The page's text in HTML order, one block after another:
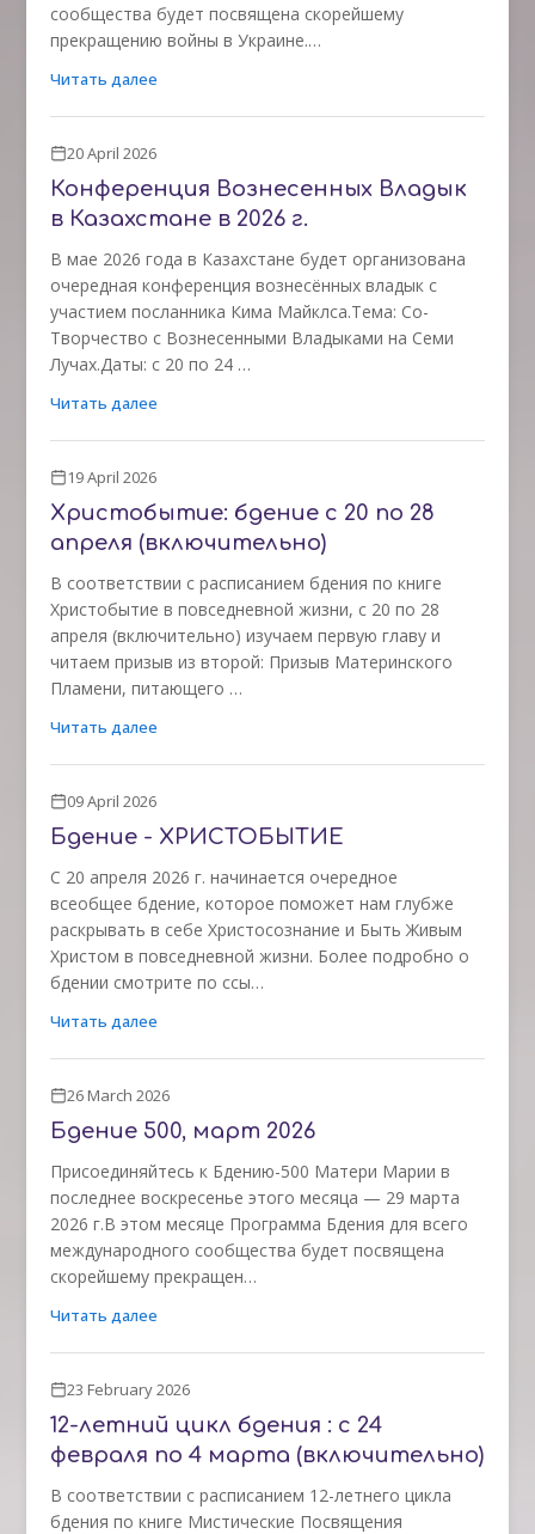
сообщества будет посвящена скорейшему
прекращению войны в Украине.…
Читать далее
20 April 2026
Конференция Вознесенных Владык
в Казахстане в 2026 г.
В мае 2026 года в Казахстане будет организована
очередная конференция вознесённых владык с
участием посланника Кима Майклса.Тема: Cо-
Творчество с Вознесенными Владыками на Семи
Лучах.Даты: с 20 по 24 …
Читать далее
19 April 2026
Христобытие: бдение с 20 по 28
апреля (включительно)
В соответствии с расписанием бдения по книге
Христобытие в повседневной жизни, с 20 по 28
апреля (включительно) изучаем первую главу и
читаем призыв из второй: Призыв Материнского
Пламени, питающего …
Читать далее
09 April 2026
Бдение - ХРИСТОБЫТИЕ
С 20 апреля 2026 г. начинается очередное
всеобщее бдение, которое поможет нам глубже
раскрывать в себе Христосознание и Быть Живым
Христом в повседневной жизни. Более подробно о
бдении смотрите по ссы…
Читать далее
26 March 2026
Бдение 500, март 2026
Присоединяйтесь к Бдению-500 Матери Марии в
последнее воскресенье этого месяца — 29 марта
2026 г.В этом месяце Программа Бдения для всего
международного сообщества будет посвящена
скорейшему прекращен…
Читать далее
23 February 2026
12-летний цикл бдения : с 24
февраля по 4 марта (включительно)
В соответствии с расписанием 12-летнего цикла
бдения по книге Мистические Посвящения